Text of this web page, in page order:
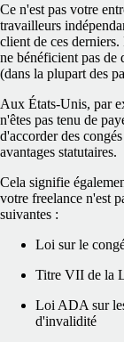
Ce n'est pas votre
travailleurs
client de ces derniers.
ne bénéficient pas de
(dans la plupart des
Aux États-Unis, par
n'êtes pas tenu de
d'accorder des
avantages statutaires.
Cela signifie
votre freelance n'est
suivantes :
Loi sur le
Titre VII de la
Loi ADA sur
d'invalidité